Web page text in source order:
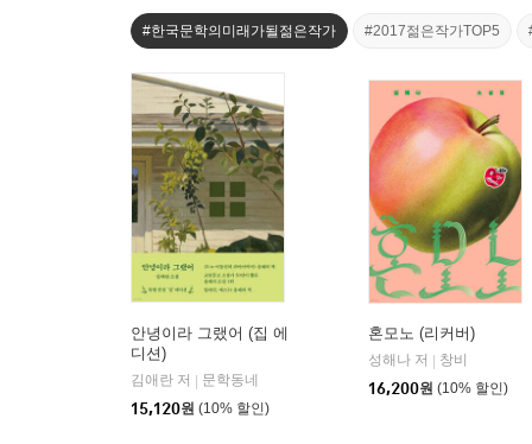
#한국문학의미래가될젊은작가 #2017젊은작가TOP5
안녕이라 그랬어 (집 에
디션)
김애란 저
문학동네
15,120원 (10% 할인)
혼모노 (리커버)
성해나 저
창비
16,200원 (10% 할인)